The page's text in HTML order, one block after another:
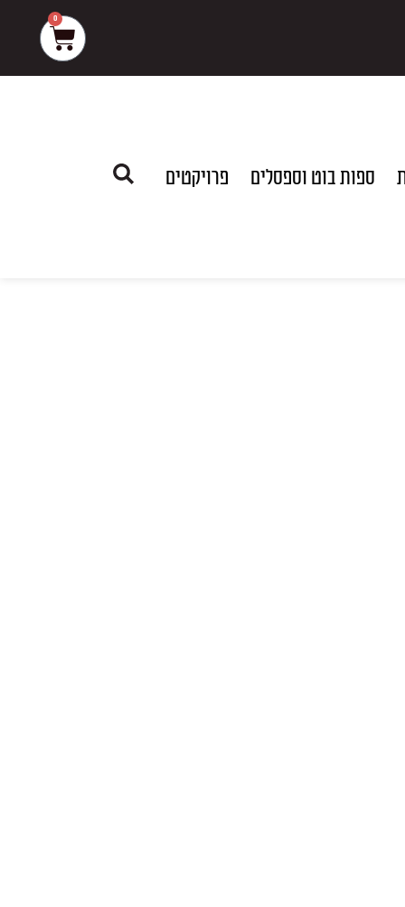
0
עגלת
קניות
ספות בוט וספסלים פרויקטים